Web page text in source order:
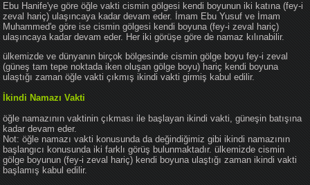
Ebu Hanife'ye göre öğle vakti cismin gölgesi kendi boyunun iki katına (fey-i
zeval hariç) ulaşıncaya kadar devam eder. İmam Ebu Yusuf ve İmam
Muhammed'e göre ise cismin gölgesi kendi boyuna (fey-i zeval hariç)
ulaşıncaya kadar devam eder. Her iki görüşe göre de namaz kılınabilir.
ülkemizde ve dünyanın birçok bölgesinde cismin gölge boyu fey-i zeval
(güneş tam tepe noktada iken oluşan gölge boyu) hariç kendi boyuna
ulaştığı zaman öğle vakti çıkmış ikindi vakti girmiş kabul edilir.
İkindi Namazı Vakti
öğle namazının vaktinin çıkması ile başlayan ikindi vakti, güneşin batışına
kadar devam eder.
Not: öğle namazı vakti konusunda da değindiğimiz gibi ikindi namazının
başlangıcı konusunda iki farklı görüş bulunmaktadır. ülkemizde cismin
gölge boyunun (fey-i zeval hariç) kendi boyuna ulaştığı zaman ikindi vakti
başlamış kabul edilir.